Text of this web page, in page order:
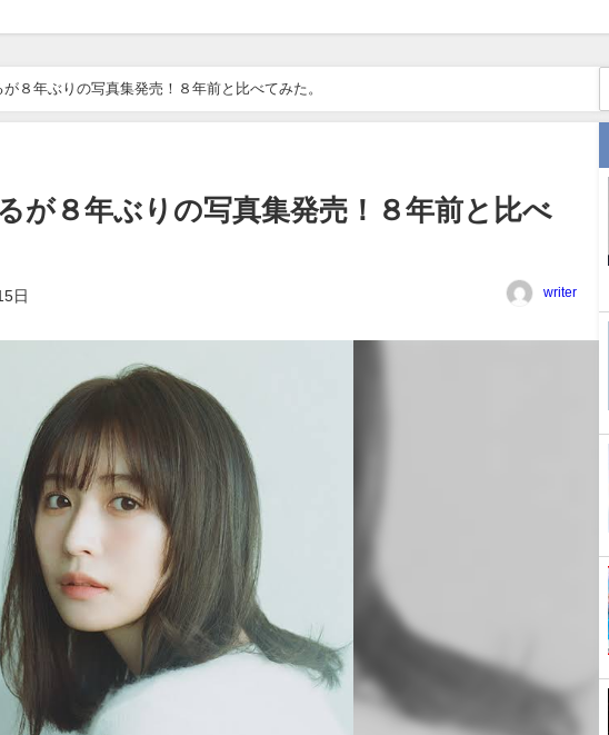
８年ぶりの写真集発売！８年前と比べてみた。
が８年ぶりの写真集発売！８年前と比べ
日 writer